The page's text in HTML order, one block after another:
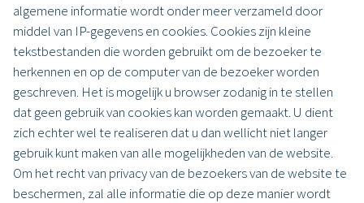
algemene informatie wordt onder meer verzameld door
middel van IP-gegevens en cookies. Cookies zijn kleine
tekstbestanden die worden gebruikt om de bezoeker te
herkennen en op de computer van de bezoeker worden
geschreven. Het is mogelijk u browser zodanig in te stellen
dat geen gebruik van cookies kan worden gemaakt. U dient
zich echter wel te realiseren dat u dan wellicht niet langer
gebruik kunt maken van alle mogelijkheden van de website.
Om het recht van privacy van de bezoekers van de website te
beschermen, zal alle informatie die op deze manier wordt